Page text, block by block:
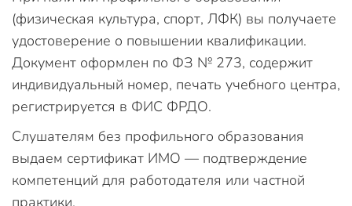
(физическая культура, спорт, ЛФК) вы получаете
удостоверение о повышении квалификации.
Документ оформлен по ФЗ № 273, содержит
индивидуальный номер, печать учебного центра,
регистрируется в ФИС ФРДО.
Слушателям без профильного образования
выдаем сертификат ИМО — подтверждение
компетенций для работодателя или частной
практики.